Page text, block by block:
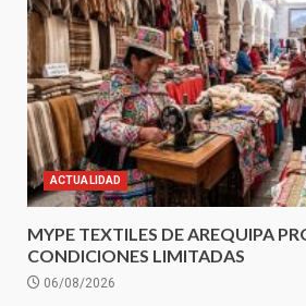
ACTUALIDAD
MYPE TEXTILES DE AREQUIPA
CONDICIONES LIMITADAS
06/08/2026